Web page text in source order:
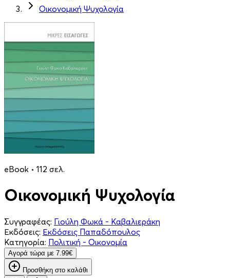
Οικονομική Ψυχολογία
eBook • 112 σελ.
Οικονομική Ψυχολογία
Συγγραφέας: Γιούλη Φωκά - Καβαλιεράκη
Εκδόσεις: Εκδόσεις Παπαδόπουλος
Κατηγορία: Πολιτική - Οικονομία
Aγορά τώρα με 7.99€
Προσθήκη στο καλάθι